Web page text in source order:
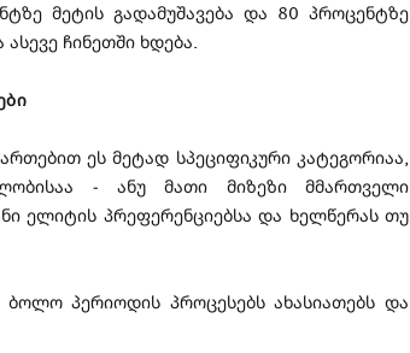
მეტის გადამუშავება და 80 პროცენტზე
ჩინეთში ხდება.
ეს მეტად სპეციფიკური კატეგორიაა,
- ანუ მათი მიზეზი მმართველი
ელიტის პრეფერენციებსა და ხელწერას თუ
ბოლო პერიოდის პროცესებს ახასიათებს და